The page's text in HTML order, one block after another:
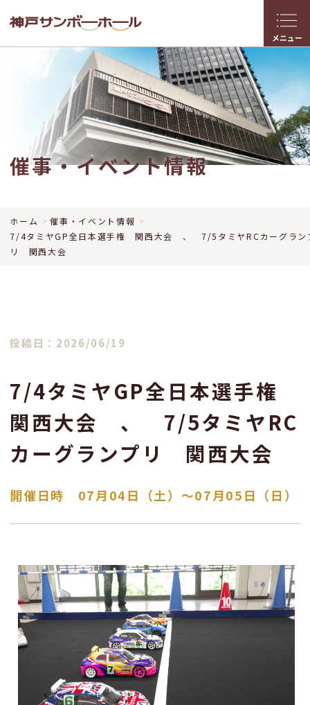
メニュー
催事・イベント情報
ホーム
催事・イベント情報
7/4タミヤGP全日本選手権 関西大会 、 7/5タミヤRCカーグラン
リ 関西大会
7/4タミヤGP全日本選手権
関西大会 、 7/5タミヤRC
カーグランプリ 関西大会
投稿日：2026/06/19
開催日時 07月04日（土）〜07月05日（日）